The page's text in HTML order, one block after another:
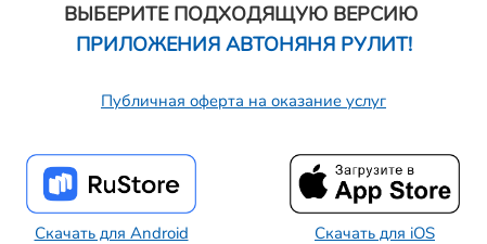
ВЫБЕРИТЕ ПОДХОДЯЩУЮ ВЕРСИЮ
ПРИЛОЖЕНИЯ АВТОНЯНЯ РУЛИТ!
Публичная оферта на оказание услуг
Скачать для Android Скачать для iOS